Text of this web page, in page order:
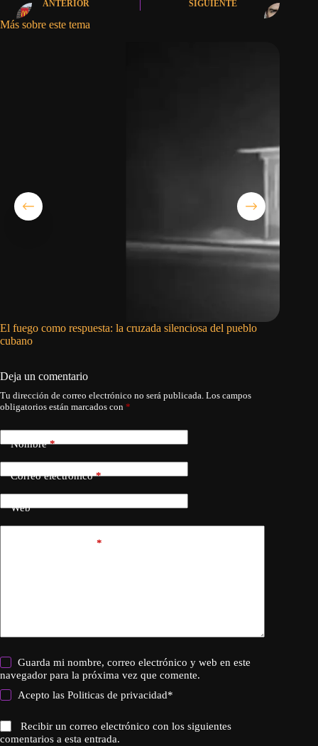
ANTERIOR SIGUIENTE
Más sobre este tema
El fuego como respuesta: la cruzada silenciosa del pueblo
cubano
Deja un comentario
Tu dirección de correo electrónico no será publicada. Los campos
obligatorios están marcados con *
Nombre*
Correo electrónico*
Web
*
Guarda mi nombre, correo electrónico y web en este
navegador para la próxima vez que comente.
Acepto lasPoliticas de privacidad*
Recibir un correo electrónico con los siguientes
comentarios a esta entrada.